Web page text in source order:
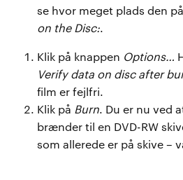
se hvor meget plads den
on the Disc:.
Klik på knappen Options…
Verify data on disc after
film er fejlfri.
Klik på Burn. Du er nu ved
brænder til en DVD-RW
som allerede er på skive –